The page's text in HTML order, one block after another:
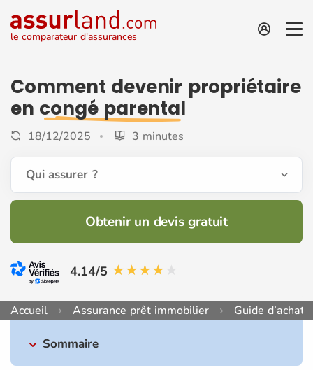
le comparateur d'assurances
Comment devenir propriétaire
en congé parental
18/12/2025 3 minutes
Qui assurer ?
Obtenir un devis gratuit
4.14/5
Accueil Assurance prêt immobilier Guide d’achat
Sommaire